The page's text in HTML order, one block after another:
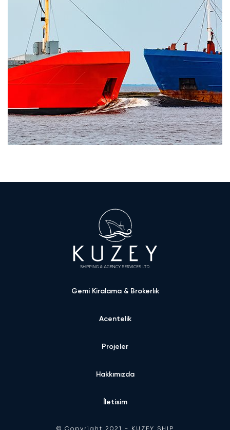
Gemi Kiralama & Brokerlık
Acentelik
Projeler
Hakkımızda
İletisim